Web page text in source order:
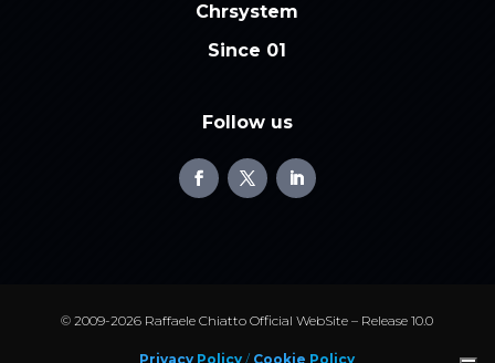
Chrsystem
Since 01
Follow us
© 2009-2026 Raffaele Chiatto Official WebSite – Release 10.0
Privacy Policy / Cookie Policy